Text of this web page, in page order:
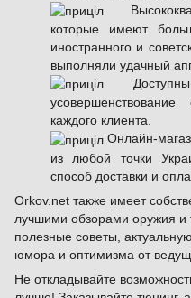
которые имеют
иностранного и
выполняли удачный
каждого клиента.
Онлайн-
из любой точки
способ доставки и
Orkov.net также имеет
лучшими обзорами оружия и
полезные советы,
юмора и оптимизма от
Не откладывайте